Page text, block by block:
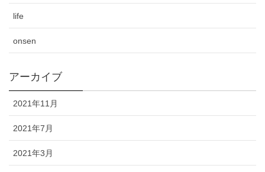
life
onsen
アーカイブ
2021年11月
2021年7月
2021年3月